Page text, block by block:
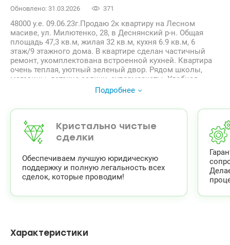
Обновлено: 31.03.2026 371
48000 у.е. 09.06.23г.Продаю 2к квартиру на Лесном
масиве, ул. Милютенко, 28, в Деснянский р-н. Общая
площадь 47,3 кв.м, жилая 32 кв.м, кухня 6.9 кв.м, 6
этаж/9 этажного дома. В квартире сделан частичный
ремонт, укомплектована встроенной кухней. Квартира
очень теплая, уютный зеленый двор. Рядом школы,
магазины, детские садики, супермаркеты. Удобная
транспортная развязка. Метро Лесная 15 минут пешком.
70 Ольга valion.ua/1083238
Подробнее
Кристально чистые
сделки
Обеспечиваем лучшую юридическую
поддержку и полную легальность всех
сделок, которые проводим!
Характеристики